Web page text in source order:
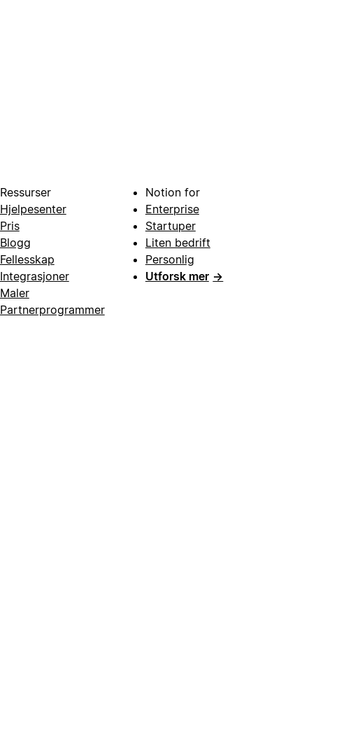
Ressurser
Hjelpesenter
Pris
Blogg
Fellesskap
Integrasjoner
Maler
Partnerprogrammer
Notion for
Enterprise
Startuper
Liten bedrift
Personlig
Utforsk mer →